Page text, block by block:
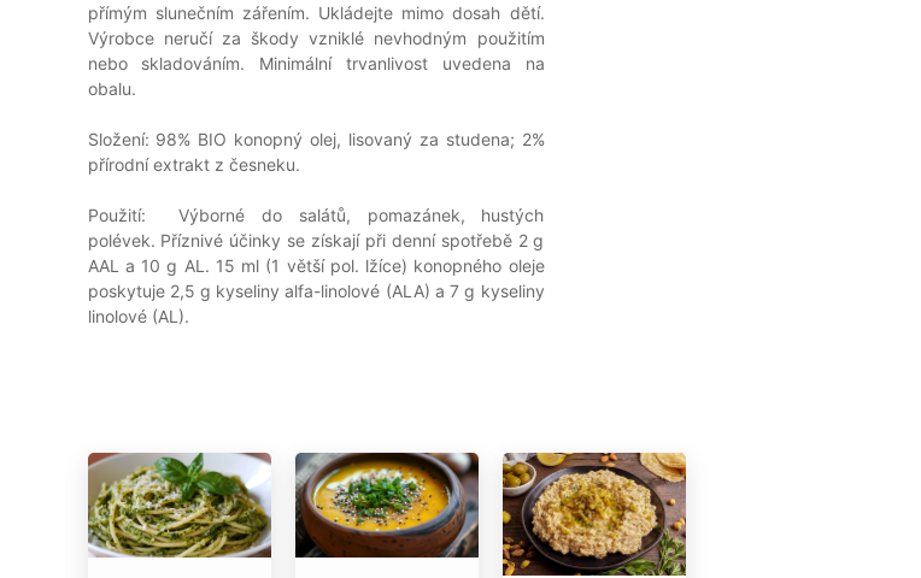
přímým slunečním zářením. Ukládejte mimo dosah dětí.
Výrobce neručí za škody vzniklé nevhodným použitím
nebo skladováním. Minimální trvanlivost uvedena na
obalu.
Složení: 98% BIO konopný olej, lisovaný za studena; 2%
přírodní extrakt z česneku.
Použití: Výborné do salátů, pomazánek, hustých
polévek. Příznivé účinky se získají při denní spotřebě 2 g
AAL a 10 g AL. 15 ml (1 větší pol. lžíce) konopného oleje
poskytuje 2,5 g kyseliny alfa-linolové (ALA) a 7 g kyseliny
linolové (AL).